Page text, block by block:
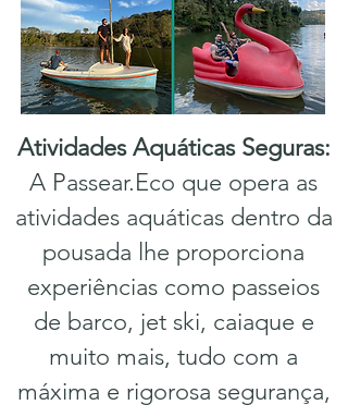
Atividades Aquáticas Seguras:
A Passear.Eco que opera as
atividades aquáticas dentro da
pousada lhe proporciona
experiências como passeios
de barco, jet ski, caiaque e
muito mais, tudo com a
máxima e rigorosa segurança,